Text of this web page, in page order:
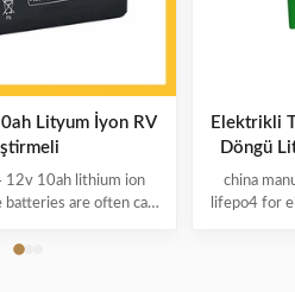
Lityum İyon RV
12v 10ah lithium ion
are often call
can provide up to 900
Elektrikli
Döngü
china
lifepo4 for